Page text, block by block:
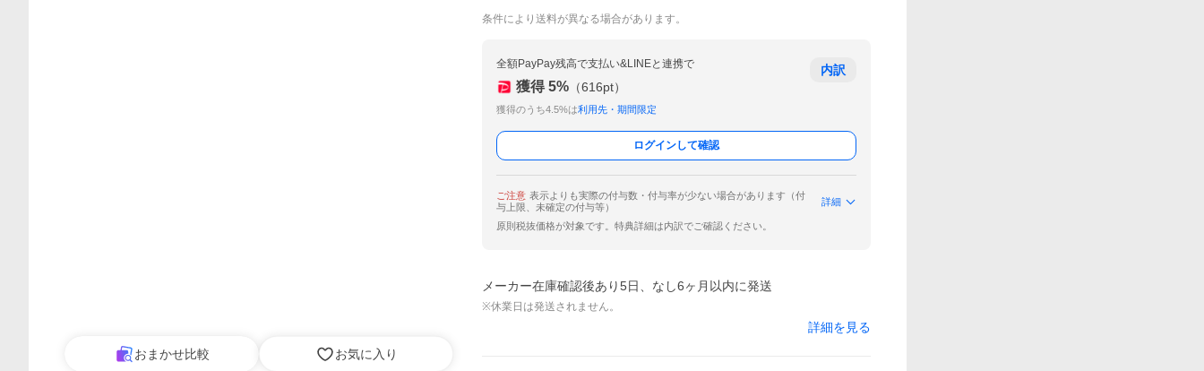
おまかせ比較 お気に入り
条件により送料が異なる場合があります。
全額PayPay残高で支払い&LINEと連携で
獲得 5% （616pt）
獲得のうち4.5%は利用先・期間限定
内訳
ログインして確認
ご注意 表示よりも実際の付与数・付与率が少ない場合があります（付
与上限、未確定の付与等）
詳細
原則税抜価格が対象です。特典詳細は内訳でご確認ください。
メーカー在庫確認後あり5日、なし6ヶ月以内に発送
※休業日は発送されません。
詳細を見る